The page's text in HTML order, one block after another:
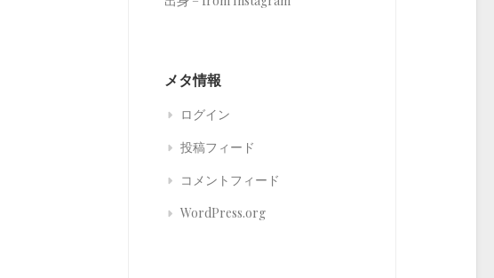
メタ情報
ログイン
投稿フィード
コメントフィード
WordPress.org